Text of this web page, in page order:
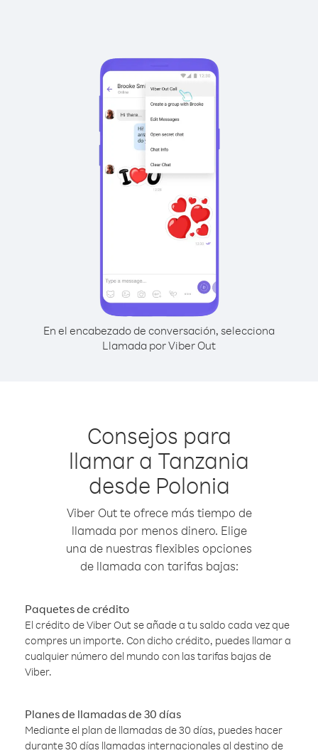
En el encabezado de conversación, selecciona
Llamada por Viber Out
Consejos para
llamar a Tanzania
desde Polonia
Viber Out te ofrece más tiempo de
llamada por menos dinero. Elige
una de nuestras flexibles opciones
de llamada con tarifas bajas:
Paquetes de crédito
El crédito de Viber Out se añade a tu saldo cada vez que
compres un importe. Con dicho crédito, puedes llamar a
cualquier número del mundo con las tarifas bajas de
Viber.
Planes de llamadas de 30 días
Mediante el plan de llamadas de 30 días, puedes hacer
durante 30 días llamadas internacionales al destino de